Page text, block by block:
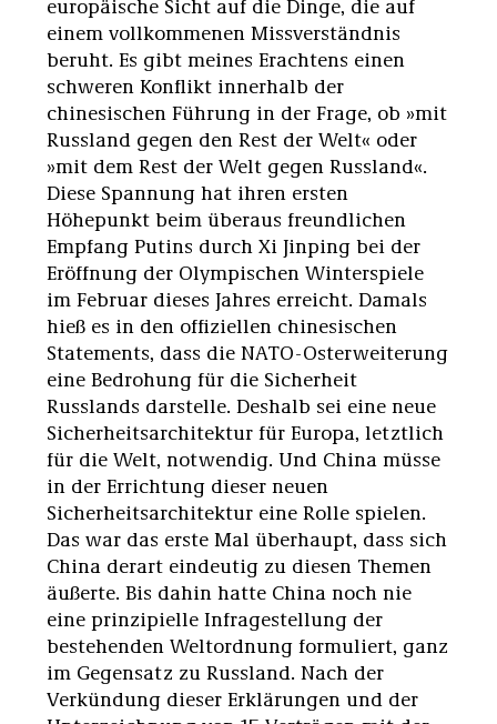
europäische Sicht auf die Dinge, die auf
einem vollkommenen Missverständnis
beruht. Es gibt meines Erachtens einen
schweren Konflikt innerhalb der
chinesischen Führung in der Frage, ob »mit
Russland gegen den Rest der Welt« oder
»mit dem Rest der Welt gegen Russland«.
Diese Spannung hat ihren ersten
Höhepunkt beim überaus freundlichen
Empfang Putins durch Xi Jinping bei der
Eröffnung der Olympischen Winterspiele
im Februar dieses Jahres erreicht. Damals
hieß es in den offiziellen chinesischen
Statements, dass die NATO-Osterweiterung
eine Bedrohung für die Sicherheit
Russlands darstelle. Deshalb sei eine neue
Sicherheitsarchitektur für Europa, letztlich
für die Welt, notwendig. Und China müsse
in der Errichtung dieser neuen
Sicherheitsarchitektur eine Rolle spielen.
Das war das erste Mal überhaupt, dass sich
China derart eindeutig zu diesen Themen
äußerte. Bis dahin hatte China noch nie
eine prinzipielle Infragestellung der
bestehenden Weltordnung formuliert, ganz
im Gegensatz zu Russland. Nach der
Verkündung dieser Erklärungen und der